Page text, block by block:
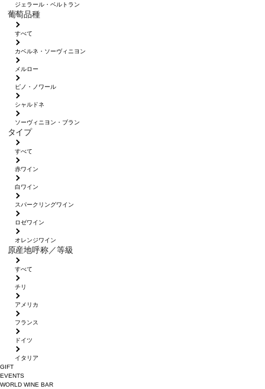
ジェラール・ベルトラン
葡萄品種
すべて
カベルネ・ソーヴィニヨン
メルロー
ピノ・ノワール
シャルドネ
ソーヴィニヨン・ブラン
タイプ
すべて
赤ワイン
白ワイン
スパークリングワイン
ロゼワイン
オレンジワイン
原産地呼称／等級
すべて
チリ
アメリカ
フランス
ドイツ
イタリア
GIFT
EVENTS
WORLD WINE BAR